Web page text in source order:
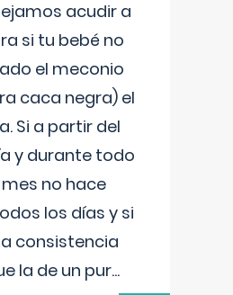
acudir a
si tu bebé no
el meconio
caca negra) el
Si a partir del
y durante todo
no hace
los días y si
consistencia
la de un pur...